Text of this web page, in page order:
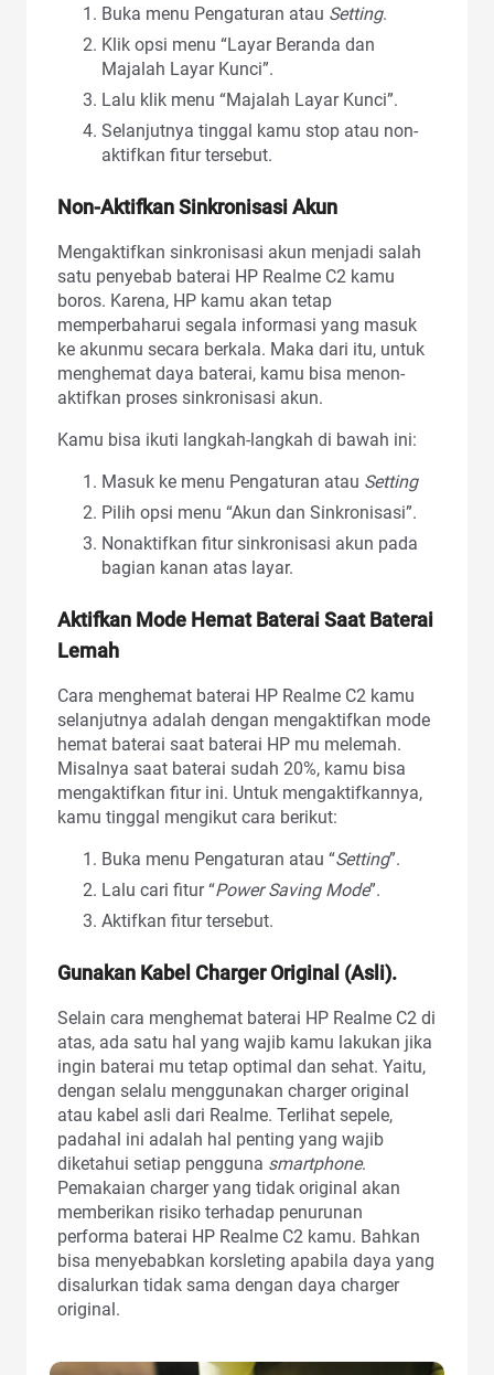
Buka menu Pengaturan atau Setting.
Klik opsi menu “Layar Beranda dan
Majalah Layar Kunci”.
Lalu klik menu “Majalah Layar Kunci”.
Selanjutnya tinggal kamu stop atau non-
aktifkan fitur tersebut.
Non-Aktifkan Sinkronisasi Akun
Mengaktifkan sinkronisasi akun menjadi salah
satu penyebab baterai HP Realme C2 kamu
boros. Karena, HP kamu akan tetap
memperbaharui segala informasi yang masuk
ke akunmu secara berkala. Maka dari itu, untuk
menghemat daya baterai, kamu bisa menon-
aktifkan proses sinkronisasi akun.
Kamu bisa ikuti langkah-langkah di bawah ini:
Masuk ke menu Pengaturan atau Setting
Pilih opsi menu “Akun dan Sinkronisasi”.
Nonaktifkan fitur sinkronisasi akun pada
bagian kanan atas layar.
Aktifkan Mode Hemat Baterai Saat Baterai
Lemah
Cara menghemat baterai HP Realme C2 kamu
selanjutnya adalah dengan mengaktifkan mode
hemat baterai saat baterai HP mu melemah.
Misalnya saat baterai sudah 20%, kamu bisa
mengaktifkan fitur ini. Untuk mengaktifkannya,
kamu tinggal mengikut cara berikut:
Buka menu Pengaturan atau “Setting”.
Lalu cari fitur “Power Saving Mode”.
Aktifkan fitur tersebut.
Gunakan Kabel Charger Original (Asli).
Selain cara menghemat baterai HP Realme C2 di
atas, ada satu hal yang wajib kamu lakukan jika
ingin baterai mu tetap optimal dan sehat. Yaitu,
dengan selalu menggunakan charger original
atau kabel asli dari Realme. Terlihat sepele,
padahal ini adalah hal penting yang wajib
diketahui setiap pengguna smartphone.
Pemakaian charger yang tidak original akan
memberikan risiko terhadap penurunan
performa baterai HP Realme C2 kamu. Bahkan
bisa menyebabkan korsleting apabila daya yang
disalurkan tidak sama dengan daya charger
original.